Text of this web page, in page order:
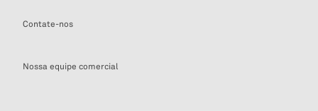
Contate-nos
Nossa equipe comercial